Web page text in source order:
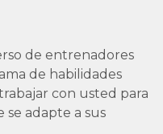
de entrenadores
de habilidades
con usted para
adapte a sus